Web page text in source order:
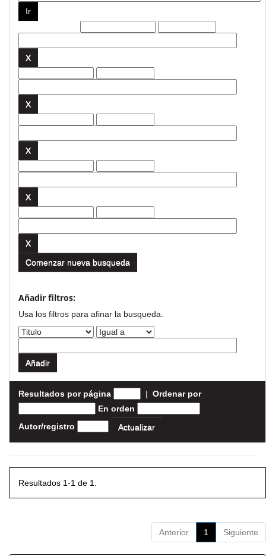
Comenzar nueva busqueda
Añadir filtros:
Usa los filtros para afinar la busqueda.
Resultados por página | Ordenar por
En orden
Autor/registro
Resultados 1-1 de 1.
Anterior 1 Siguiente